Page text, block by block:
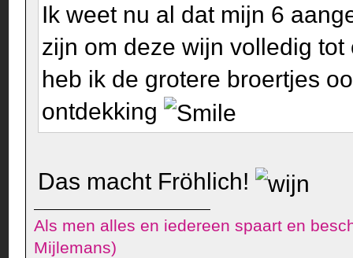
Ik weet nu al dat mijn 6
zijn om deze wijn volledig
heb ik de grotere broertjes
ontdekking
Das macht Fröhlich!
Als men alles en iedereen spaart en
Mijlemans)